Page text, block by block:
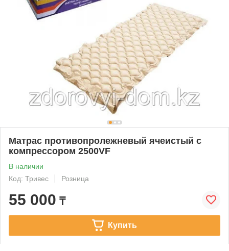
Матрас противопролежневый ячеистый с
компрессором 2500VF
В наличии
Код: Тривес
Розница
55 000 ₸
Купить